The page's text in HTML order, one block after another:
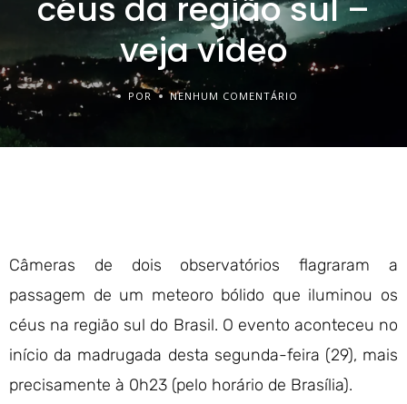
céus da região sul –
veja vídeo
POR NENHUM COMENTÁRIO
Câmeras de dois observatórios flagraram a
passagem de um meteoro bólido que iluminou os
céus na região sul do Brasil. O evento aconteceu no
início da madrugada desta segunda-feira (29), mais
precisamente à 0h23 (pelo horário de Brasília).